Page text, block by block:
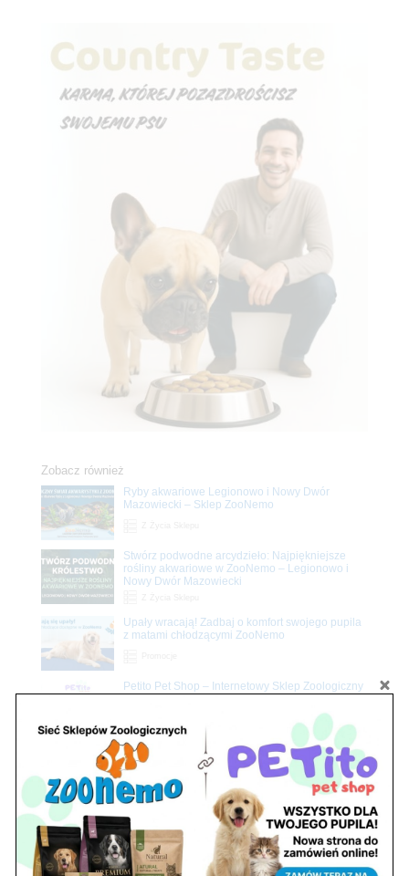
Zobacz również
Ryby akwariowe Legionowo i Nowy Dwór
Mazowiecki – Sklep ZooNemo
Stwórz podwodne arcydzieło: Najpiękniejsze
rośliny akwariowe w ZooNemo – Legionowo i
Nowy Dwór Mazowiecki
Upały wracają! Zadbaj o komfort swojego pupila
z matami chłodzącymi ZooNemo
Petito Pet Shop – Internetowy Sklep Zoologiczny
Online! Wszystko Dla Twojego Pupila | ZooNemo
Znajdź nas
Adres
05-120 Legionowo
ul. Piłsudskiego 31,
pawilon 134